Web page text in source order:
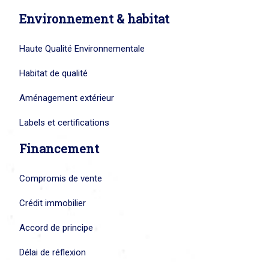
Environnement & habitat
Haute Qualité Environnementale
Habitat de qualité
Aménagement extérieur
Labels et certifications
Financement
Compromis de vente
Crédit immobilier
Accord de principe
Délai de réflexion